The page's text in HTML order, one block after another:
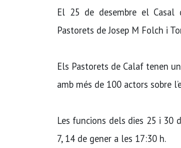
El 25 de desembre el Casal
Pastorets de Josep M Folch i
Els Pastorets de Calaf tenen
amb més de 100 actors sobre
Les funcions dels dies 25 i 30
7, 14 de gener a les 17:30 h.